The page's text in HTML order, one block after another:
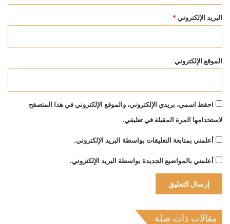
البريد الإلكتروني *
الموقع الإلكتروني
احفظ اسمي، بريدي الإلكتروني، والموقع الإلكتروني في هذا المتصفح
لاستخدامها المرة المقبلة في تعليقي.
أعلمني بمتابعة التعليقات بواسطة البريد الإلكتروني.
أعلمني بالمواضيع الجديدة بواسطة البريد الإلكتروني.
مقالات ذات صلة